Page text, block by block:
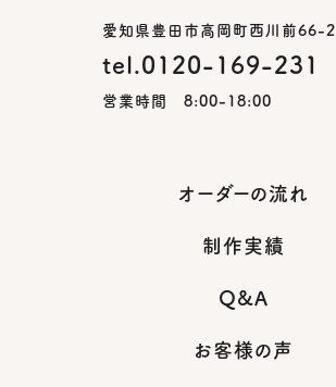
愛知県豊田市高岡町西川前66-2
tel.0120-169-231
営業時間 8:00-18:00
オーダーの流れ
制作実績
Q&A
お客様の声